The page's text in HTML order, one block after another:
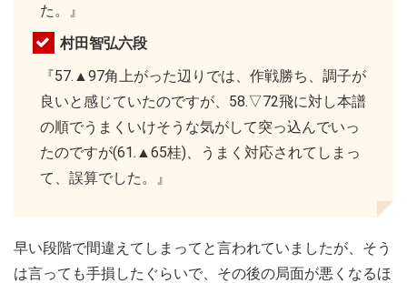
た。』
村田智弘六段
『57.▲97角上がった辺りでは、作戦勝ち、調子が
良いと感じていたのですが、58.▽72飛に対し本譜
の順でうまくいけそうな気がして突っ込んでいっ
たのですが(61.▲65桂)、うまく対応されてしまっ
て、誤算でした。』
早い段階で間違えてしまってと言われていましたが、そう
は言っても手損したぐらいで、その後の局面が悪くなるほ